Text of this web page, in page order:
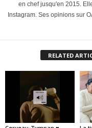
en chef jusqu'en 2015.
Instagram. Ses opinions sur
RELATED